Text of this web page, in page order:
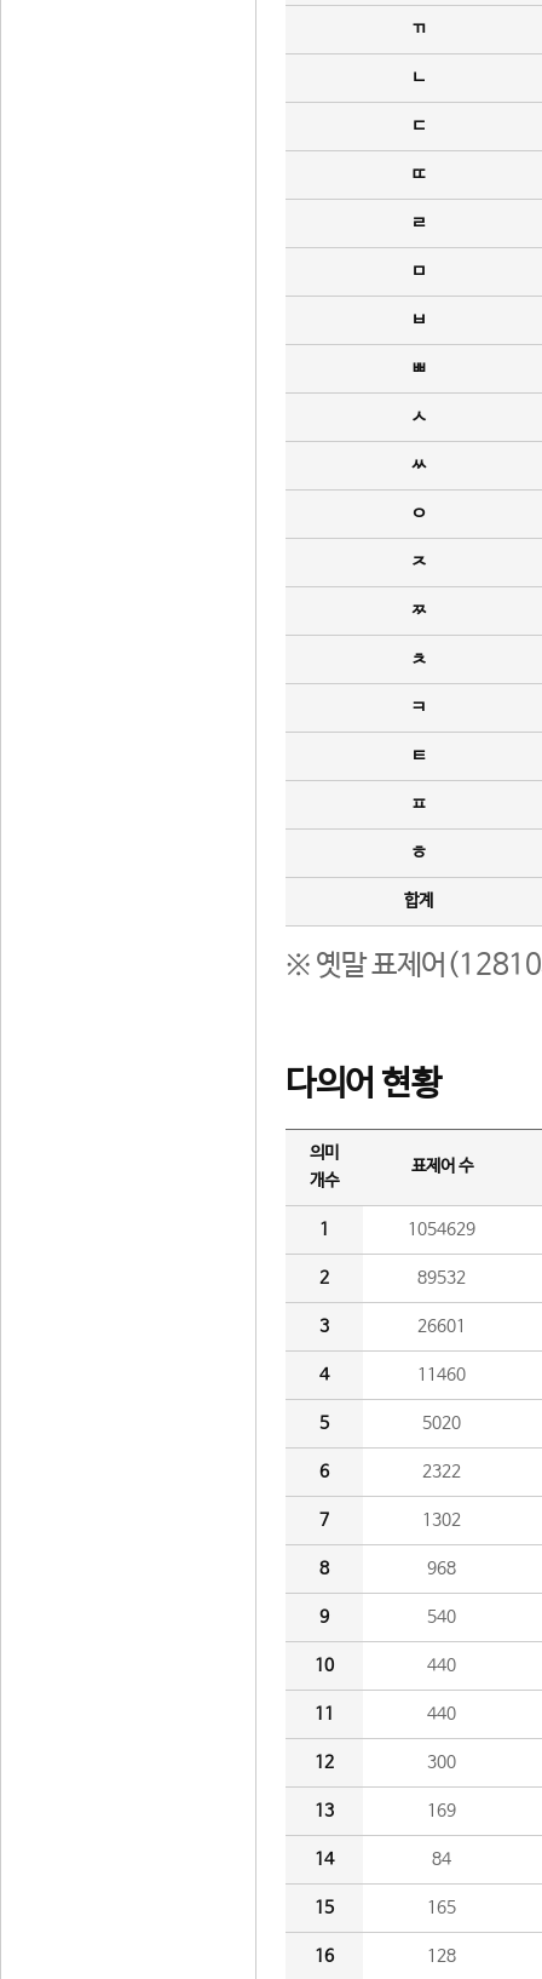
ㄲ
ㄴ
ㄷ
ㄸ
ㄹ
ㅁ
ㅂ
ㅃ
ㅅ
ㅆ
ㅇ
ㅈ
ㅉ
ㅊ
ㅋ
ㅌ
ㅍ
ㅎ
합계
※ 옛말 표제어(12810
다의어 현황
의미
개수
표제어 수
1 1054629
2 89532
3 26601
4 11460
5 5020
6 2322
7 1302
8 968
9 540
10 440
11 440
12 300
13 169
14 84
15 165
16 128